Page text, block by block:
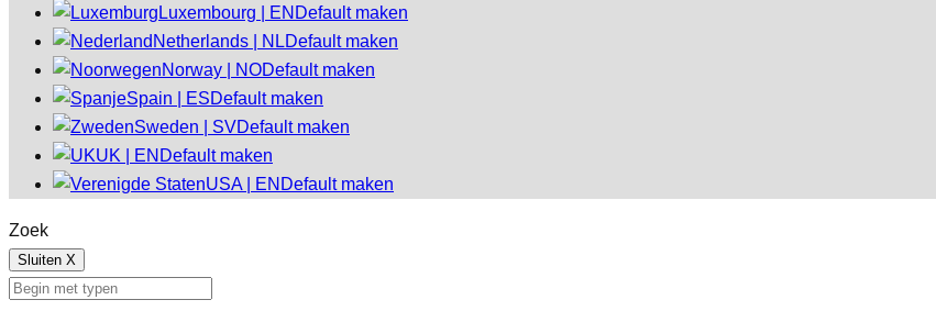
Luxembourg | EN Default maken
Netherlands | NLDefault maken
Norway | NODefault maken
Spain | ESDefault maken
Sweden | SVDefault maken
UK | EN Default maken
USA | EN Default maken
Zoek
Sluiten X